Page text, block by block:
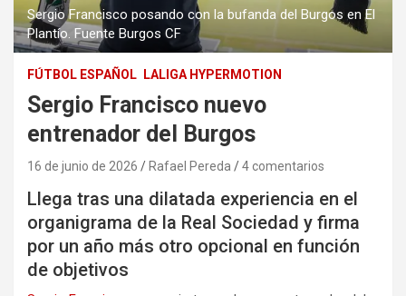
Sergio Francisco posando con la bufanda del Burgos en El
Plantío. Fuente Burgos CF
FÚTBOL ESPAÑOL LALIGA HYPERMOTION
Sergio Francisco nuevo
entrenador del Burgos
16 de junio de 2026 Rafael Pereda 4 comentarios
Llega tras una dilatada experiencia en el
organigrama de la Real Sociedad y firma
por un año más otro opcional en función
de objetivos